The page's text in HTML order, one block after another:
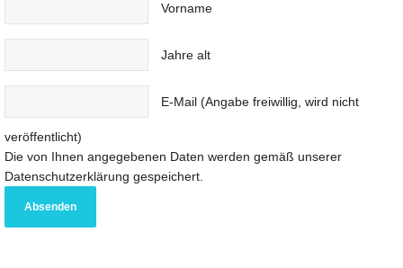
Vorname
Jahre alt
E-Mail (Angabe freiwillig, wird nicht
veröffentlicht)
Die von Ihnen angegebenen Daten werden gemäß unserer
Datenschutzerklärung gespeichert.